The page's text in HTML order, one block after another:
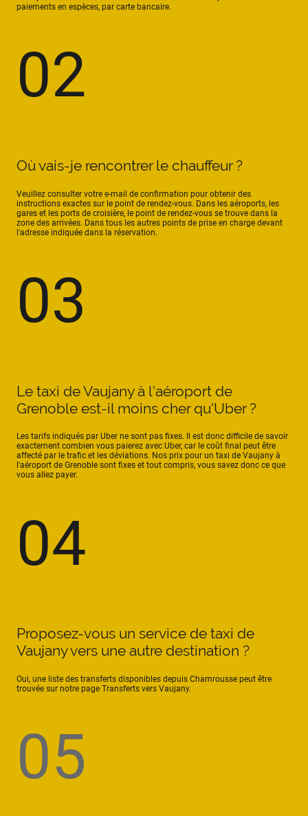
paiements en espèces, par carte bancaire.
02
Où vais-je rencontrer le chauffeur ?
Veuillez consulter votre e-mail de confirmation pour obtenir des
instructions exactes sur le point de rendez-vous. Dans les aéroports, les
gares et les ports de croisière, le point de rendez-vous se trouve dans la
zone des arrivées. Dans tous les autres points de prise en charge devant
l'adresse indiquée dans la réservation.
03
Le taxi de Vaujany à l'aéroport de
Grenoble est-il moins cher qu'Uber ?
Les tarifs indiqués par Uber ne sont pas fixes. Il est donc difficile de savoir
exactement combien vous paierez avec Uber, car le coût final peut être
affecté par le trafic et les déviations. Nos prix pour un taxi de Vaujany à
l'aéroport de Grenoble sont fixes et tout compris, vous savez donc ce que
vous allez payer.
04
Proposez-vous un service de taxi de
Vaujany vers une autre destination ?
Oui, une liste des transferts disponibles depuis Chamrousse peut être
trouvée sur notre page Transferts vers Vaujany.
05